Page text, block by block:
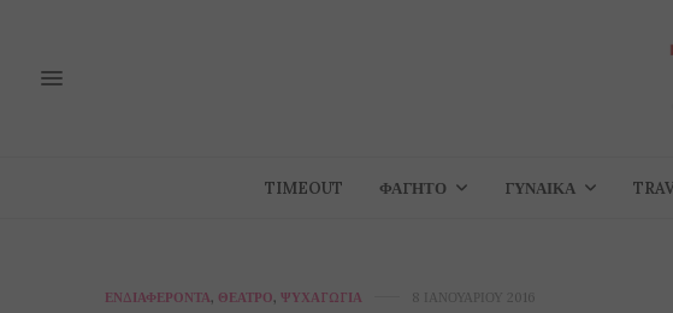
TIMEOUT ΦΑΓΗΤΌ ΓΥΝΑΊΚΑ
ΕΝΔΙΑΦΈΡΟΝΤΑ, ΘΈΑΤΡΟ, ΨΥΧΑΓΩΓΊΑ 8 ΙΑΝΟΥΑΡΊΟΥ 2016